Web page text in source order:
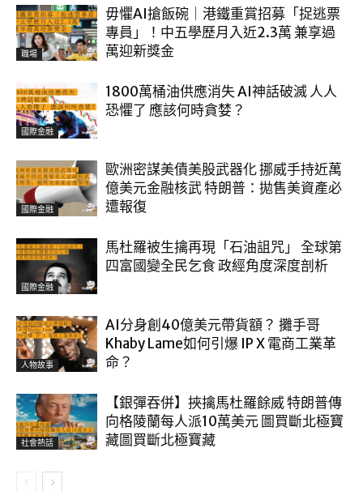
職場
毋懼AI搶飯碗｜港鐵重賞招募「捉逃票
專員」！中五學歷月入近2.3萬 兼享過
萬迎新獎金
國際金融
1800萬桶油供應消失 AI神話破滅 人人
恐懼了 應該何時貪婪？
國際金融
歐洲密謀美債美股武器化 挪威手持近萬
億美元金融核武 特朗普：拋售美資產必
遭報復
國際金融
馬杜羅被生擒再現「石油詛咒」 全球第
四富國變全民乞食 政經角度深度剖析
人物故事
AI分身創40億美元帶貨額？ 攤手哥
Khaby Lame如何引爆 IP X 電商工業革
命？
社會熱話
【銀彈吞併】挾擒馬杜羅餘威 特朗普傳
向格陵蘭每人派10萬美元 圖買斷北極寶
藏圖買斷北極寶藏